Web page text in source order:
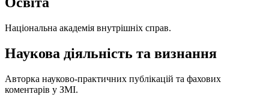
Національна академія внутрішніх справ.
Наукова діяльність та визнання
Авторка науково-практичних публікацій та фахових
коментарів у ЗМІ.